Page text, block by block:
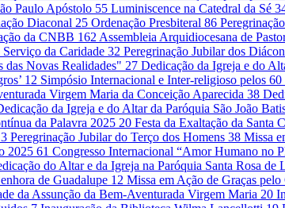
Paulo Apóstolo 55 Luminiscence na Catedral da Sé
Diaconal 25 Ordenação Presbiteral 86
da CNBB 162 Assembleia Arquidiocesana de
da Caridade 32 Peregrinação Jubilar dos
das Novas Realidades" 27 Dedicação da Igreja e do
12 Simpósio Internacional e Inter-religioso pelos
Virgem Maria da Conceição Aparecida 38
da Igreja e do Altar da Paróquia São João
da Palavra 2025 20 Festa da Exaltação da Santa
Peregrinação Jubilar do Terço dos Homens 38 Missa
2025 61 Congresso Internacional “Amor Humano no
do Altar e da Igreja na Paróquia Santa Rosa de
de Guadalupe 12 Missa em Ação de Graças
da Assunção da Bem-Aventurada Virgem Maria 20